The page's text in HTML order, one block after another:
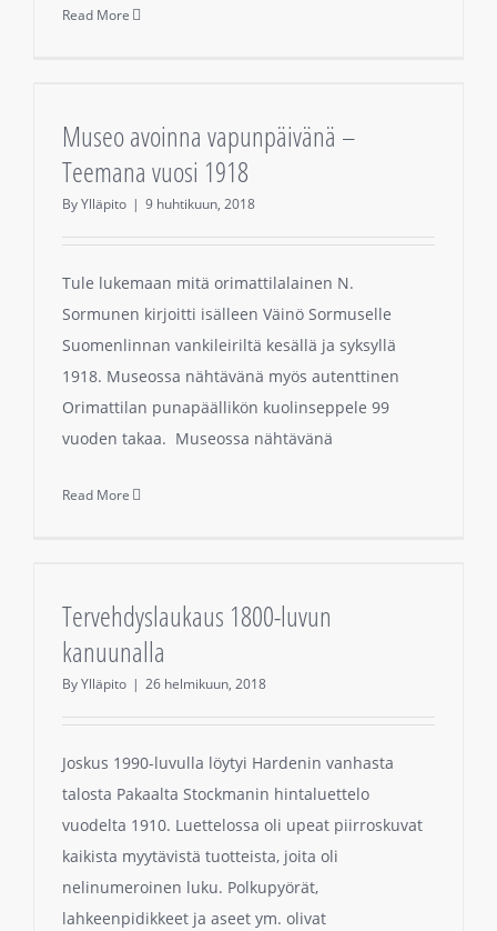
Read More
Museo avoinna vapunpäivänä –
Teemana vuosi 1918
ByYlläpito | 9 huhtikuun, 2018
Tule lukemaan mitä orimattilalainen N.
Sormunen kirjoitti isälleen Väinö Sormuselle
Suomenlinnan vankileiriltä kesällä ja syksyllä
1918. Museossa nähtävänä myös autenttinen
Orimattilan punapäällikön kuolinseppele 99
vuoden takaa. Museossa nähtävänä
Read More
Tervehdyslaukaus 1800-luvun
kanuunalla
ByYlläpito | 26 helmikuun, 2018
Joskus 1990-luvulla löytyi Hardenin vanhasta
talosta Pakaalta Stockmanin hintaluettelo
vuodelta 1910. Luettelossa oli upeat piirroskuvat
kaikista myytävistä tuotteista, joita oli
nelinumeroinen luku. Polkupyörät,
lahkeenpidikkeet ja aseet ym. olivat